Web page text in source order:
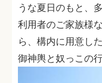
うな夏日のもと、
利用者のご家族様
ら、構内に用意し
御神輿と奴っこの